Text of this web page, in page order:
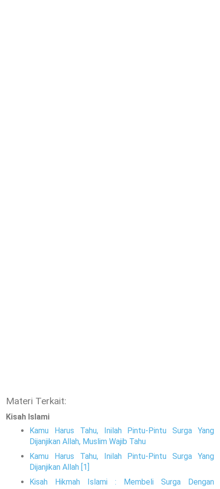
Materi Terkait:
Kisah Islami
Kamu Harus Tahu, Inilah Pintu-Pintu Surga Yang
Dijanjikan Allah, Muslim Wajib Tahu
Kamu Harus Tahu, Inilah Pintu-Pintu Surga Yang
Dijanjikan Allah [1]
Kisah Hikmah Islami : Membeli Surga Dengan